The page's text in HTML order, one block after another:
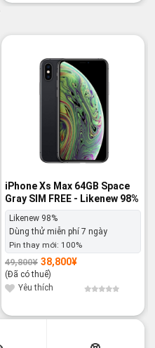
iPhone Xs Max 64GB Space
Gray SIM FREE - Likenew 98%
Likenew 98%
Dùng thử miễn phí 7 ngày
Pin thay mới: 100%
49,800¥
Giá
gốc
là:
49,800¥.
38,800¥
Giá
hiện
tại
là:
38,800¥.
(Đã có thuế)
Yêu thích